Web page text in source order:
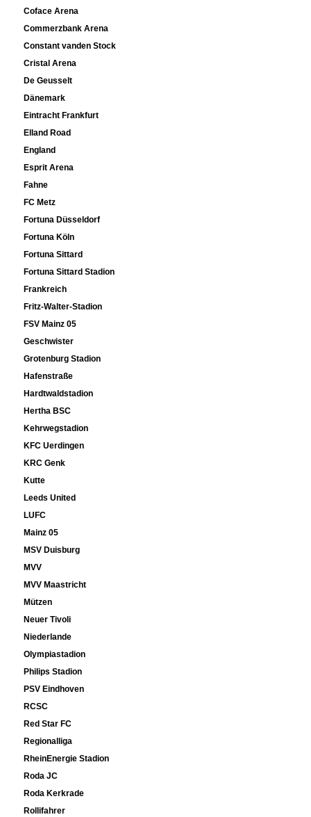
Coface Arena
Commerzbank Arena
Constant vanden Stock
Cristal Arena
De Geusselt
Dänemark
Eintracht Frankfurt
Elland Road
England
Esprit Arena
Fahne
FC Metz
Fortuna Düsseldorf
Fortuna Köln
Fortuna Sittard
Fortuna Sittard Stadion
Frankreich
Fritz-Walter-Stadion
FSV Mainz 05
Geschwister
Grotenburg Stadion
Hafenstraße
Hardtwaldstadion
Hertha BSC
Kehrwegstadion
KFC Uerdingen
KRC Genk
Kutte
Leeds United
LUFC
Mainz 05
MSV Duisburg
MVV
MVV Maastricht
Mützen
Neuer Tivoli
Niederlande
Olympiastadion
Philips Stadion
PSV Eindhoven
RCSC
Red Star FC
Regionalliga
RheinEnergie Stadion
Roda JC
Roda Kerkrade
Rollifahrer